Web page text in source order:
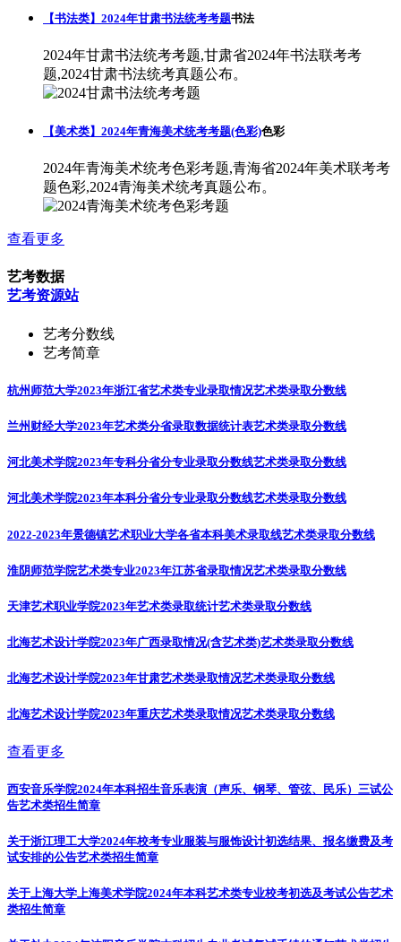
【书法类】2024年甘肃书法统考考题书法
2024年甘肃书法统考考题,甘肃省2024年书法联考考
题,2024甘肃书法统考真题公布。
【美术类】2024年青海美术统考考题(色彩)色彩
2024年青海美术统考色彩考题,青海省2024年美术联考考
题色彩,2024青海美术统考真题公布。
查看更多
艺考数据
艺考资源站
艺考分数线
艺考简章
杭州师范大学2023年浙江省艺术类专业录取情况艺术类录取分数线
兰州财经大学2023年艺术类分省录取数据统计表艺术类录取分数线
河北美术学院2023年专科分省分专业录取分数线艺术类录取分数线
河北美术学院2023年本科分省分专业录取分数线艺术类录取分数线
2022-2023年景德镇艺术职业大学各省本科美术录取线艺术类录取分数线
淮阴师范学院艺术类专业2023年江苏省录取情况艺术类录取分数线
天津艺术职业学院2023年艺术类录取统计艺术类录取分数线
北海艺术设计学院2023年广西录取情况(含艺术类)艺术类录取分数线
北海艺术设计学院2023年甘肃艺术类录取情况艺术类录取分数线
北海艺术设计学院2023年重庆艺术类录取情况艺术类录取分数线
查看更多
西安音乐学院2024年本科招生音乐表演（声乐、钢琴、管弦、民乐）三试公
告艺术类招生简章
关于浙江理工大学2024年校考专业服装与服饰设计初选结果、报名缴费及考
试安排的公告艺术类招生简章
关于上海大学上海美术学院2024年本科艺术类专业校考初选及考试公告艺术
类招生简章